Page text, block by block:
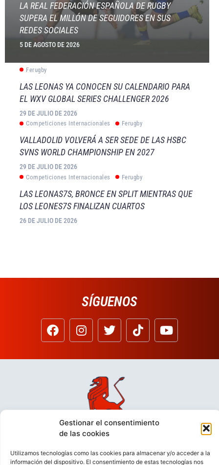
Gestionar el consentimiento
de las cookies
Utilizamos tecnologías como las cookies para almacenar y/o acceder a la
información del dispositivo. El consentimiento de estas tecnologías nos
LA REAL FEDERACIÓN ESPAÑOLA DE RUGBY
SUPERA EL MILLÓN DE SEGUIDORES EN SUS
REDES SOCIALES
5 DE AGOSTO DE 2026
Ferugby
LAS LEONAS YA CONOCEN SU CALENDARIO PARA
EL WXV GLOBAL SERIES CHALLENGER 2026
29 DE JULIO DE 2026
Competiciones Internacionales Ferugby
VALLADOLID VOLVERÁ A SER SEDE DE LAS HSBC
SVNS WORLD CHAMPIONSHIP EN 2027
29 DE JULIO DE 2026
Competiciones Internacionales Ferugby
LAS LEONAS7S, BRONCE EN SPLIT MIENTRAS QUE
LOS LEONES7S FINALIZAN CUARTOS
26 DE JULIO DE 2026
SÍGUENOS